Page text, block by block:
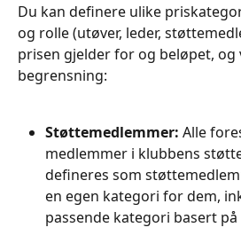
Du kan definere ulike
og rolle (utøver, leder,
prisen gjelder for og beløpet, og
begrensning:
Støttemedlemmer: Alle
medlemmer i klubbens
defineres som
en egen kategori for dem,
passende kategori basert på